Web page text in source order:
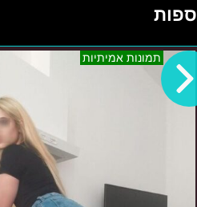
תמונות אמיתיות אזור